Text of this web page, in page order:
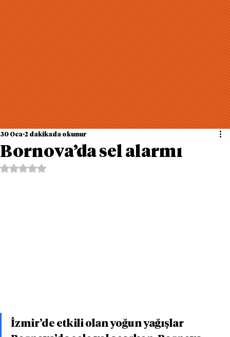
Bornova’da sel alarmı
30 Oca 2 dakikada okunur
5 üzerinden NaN yıldız
İzmir’de etkili olan yoğun yağışlar